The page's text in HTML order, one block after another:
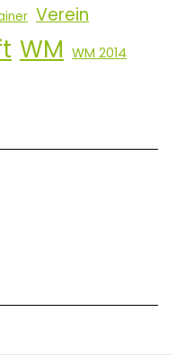
Verein
WM WM 2014